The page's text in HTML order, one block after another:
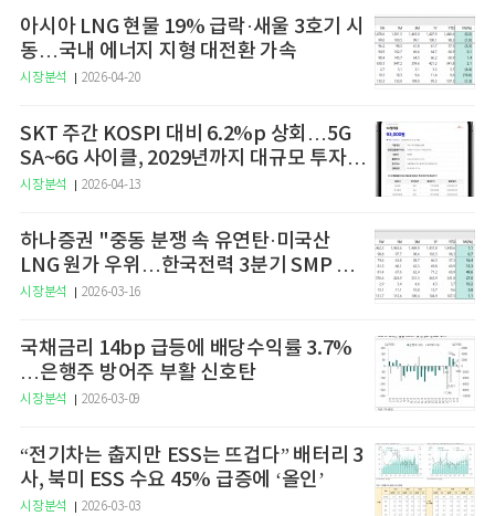
아시아 LNG 현물 19% 급락·새울 3호기 시
동…국내 에너지 지형 대전환 가속
시장분석 2026-04-20
SKT 주간 KOSPI 대비 6.2%p 상회…5G
SA~6G 사이클, 2029년까지 대규모 투자
예고
시장분석 2026-04-13
하나증권 "중동 분쟁 속 유연탄·미국산
LNG 원가 우위…한국전력 3분기 SMP 상
승 전망"
시장분석 2026-03-16
국채금리 14bp 급등에 배당수익률 3.7%
…은행주 방어주 부활 신호탄
시장분석 2026-03-09
“전기차는 춥지만 ESS는 뜨겁다” 배터리 3
사, 북미 ESS 수요 45% 급증에 ‘올인’
시장분석 2026-03-03